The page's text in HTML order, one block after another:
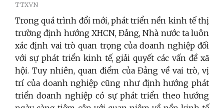
TTXVN
Trong quá trình đổi mới, phát triển nền kinh tế thị
trường định hướng XHCN, Đảng, Nhà nước ta luôn
xác định vai trò quan trọng của doanh nghiệp đối
với sự phát triển kinh tế, giải quyết các vấn đề xã
hội. Tuy nhiên, quan điểm của Đảng về vai trò, vị
trí của doanh nghiệp cũng như định hướng phát
triển doanh nghiệp có sự phát triển theo hướng